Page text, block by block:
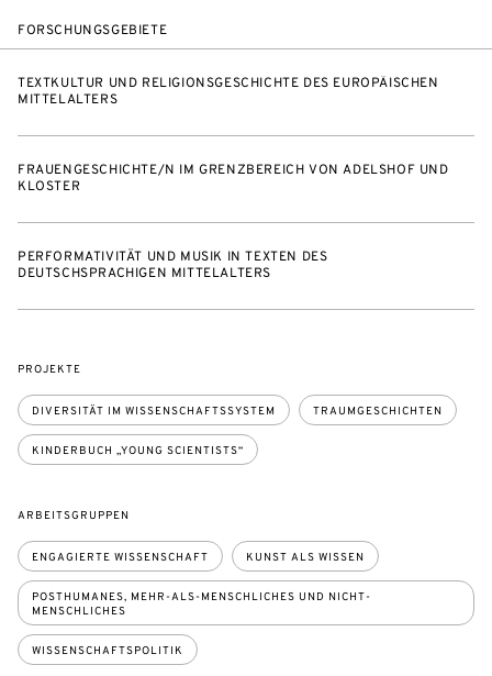
FORSCHUNGSGEBIETE
TEXTKULTUR UND RELIGIONSGESCHICHTE DES EUROPÄISCHEN
MITTELALTERS
FRAUENGESCHICHTE/N IM GRENZBEREICH VON ADELSHOF UND
KLOSTER
PERFORMATIVITÄT UND MUSIK IN TEXTEN DES
DEUTSCHSPRACHIGEN MITTELALTERS
PROJEKTE
DIVERSITÄT IM WISSENSCHAFTSSYSTEM TRAUMGESCHICHTEN
KINDERBUCH „YOUNG SCIENTISTS“
ARBEITSGRUPPEN
ENGAGIERTE WISSENSCHAFT KUNST ALS WISSEN
POSTHUMANES, MEHR-ALS-MENSCHLICHES UND NICHT-
MENSCHLICHES
WISSENSCHAFTSPOLITIK